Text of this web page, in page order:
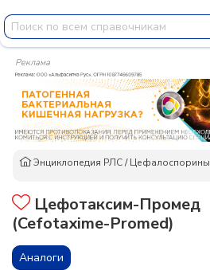
Реклама
Энциклопедия РЛС/Цефалоспорины
Цефотаксим-Промед
(Cefotaxime-Promed)
Аналоги